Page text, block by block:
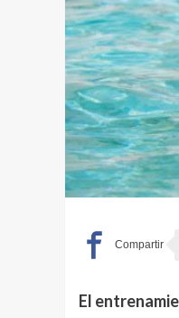
El